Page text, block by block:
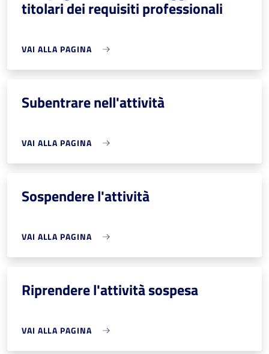
titolari dei requisiti professionali
VAI ALLA PAGINA
Subentrare nell'attività
VAI ALLA PAGINA
Sospendere l'attività
VAI ALLA PAGINA
Riprendere l'attività sospesa
VAI ALLA PAGINA